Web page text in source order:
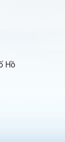
Hồ